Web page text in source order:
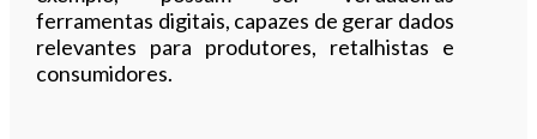
ferramentas digitais, capazes de gerar dados
relevantes para produtores, retalhistas e
consumidores.